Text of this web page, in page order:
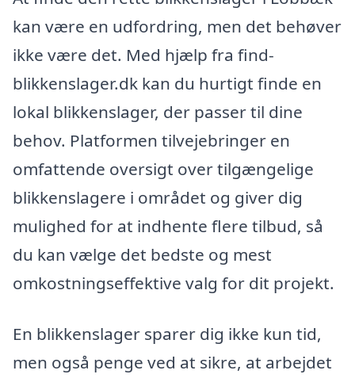
kan være en udfordring, men det behøver
ikke være det. Med hjælp fra find-
blikkenslager.dk kan du hurtigt finde en
lokal blikkenslager, der passer til dine
behov. Platformen tilvejebringer en
omfattende oversigt over tilgængelige
blikkenslagere i området og giver dig
mulighed for at indhente flere tilbud, så
du kan vælge det bedste og mest
omkostningseffektive valg for dit projekt.
En blikkenslager sparer dig ikke kun tid,
men også penge ved at sikre, at arbejdet